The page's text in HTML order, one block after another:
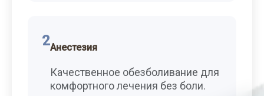
2Анестезия
Качественное обезболивание для
комфортного лечения без боли.